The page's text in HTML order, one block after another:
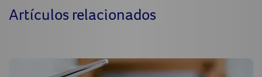
Artículos relacionados